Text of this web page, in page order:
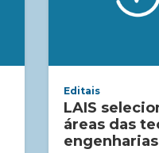
Editais
LAIS
áreas das